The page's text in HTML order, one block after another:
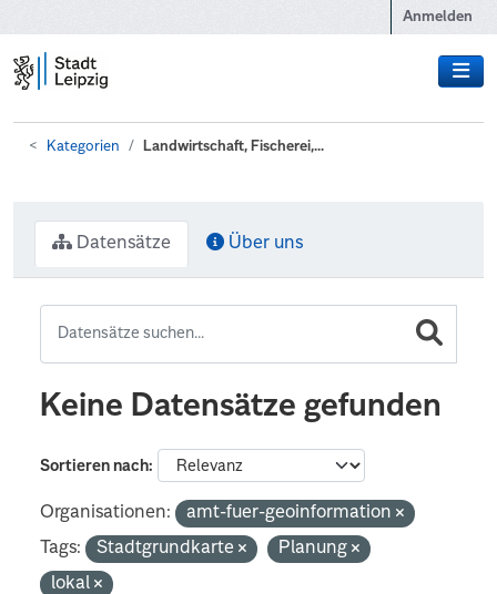
Anmelden
Kategorien Landwirtschaft, Fischerei,...
Datensätze Über uns
Keine Datensätze gefunden
Sortieren nach
Organisationen:
amt-fuer-geoinformation
Tags:
Stadtgrundkarte
Planung
lokal